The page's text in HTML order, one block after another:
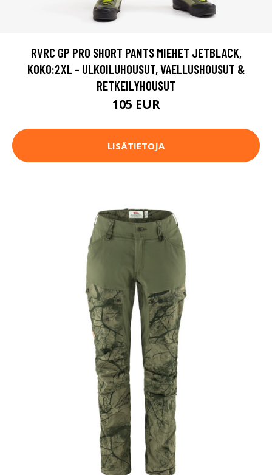
RVRC GP PRO SHORT PANTS MIEHET JETBLACK,
KOKO:2XL - ULKOILUHOUSUT, VAELLUSHOUSUT &
RETKEILYHOUSUT
105 EUR
LISÄTIETOJA